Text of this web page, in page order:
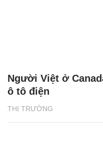
THỊ TRƯỜNG
Người Việt ở
ô tô điện